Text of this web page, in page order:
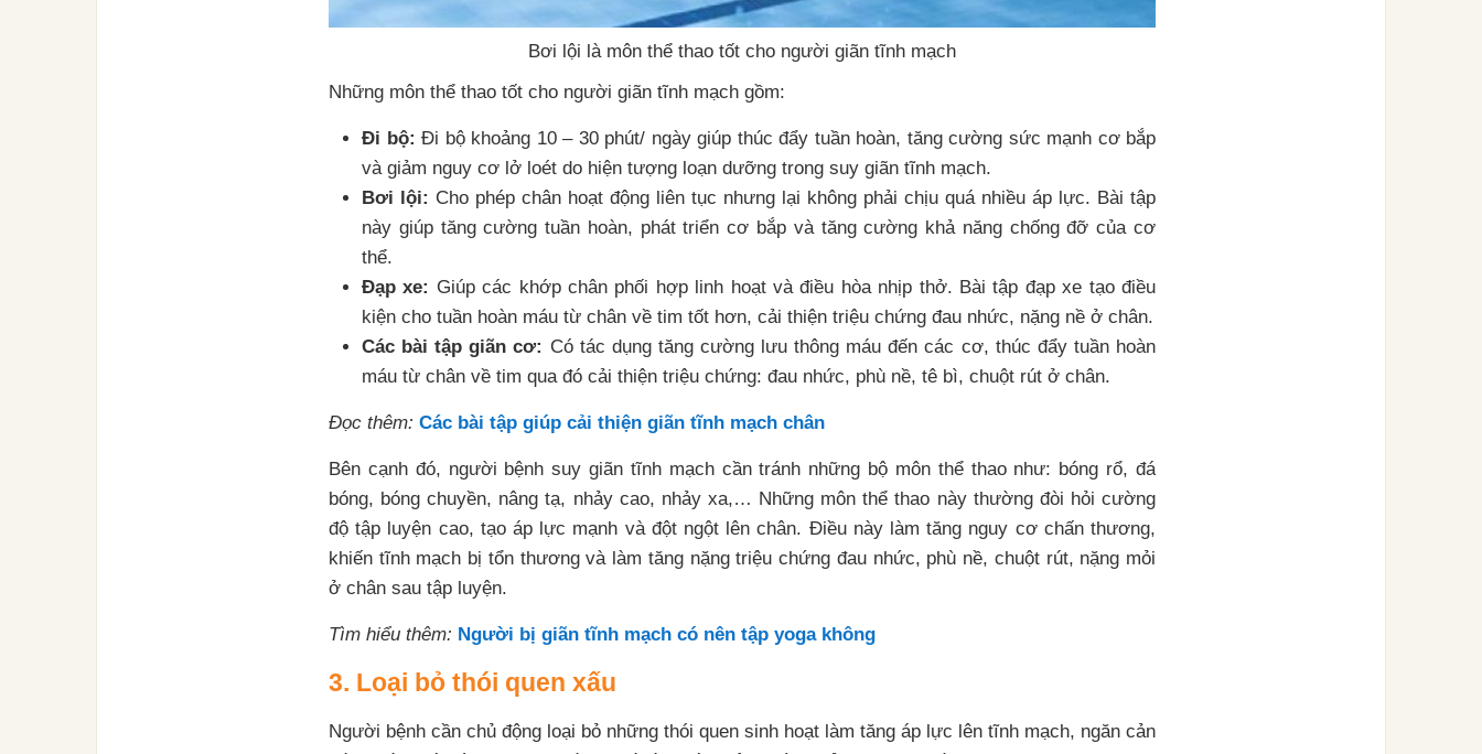
Bơi lội là môn thể thao tốt cho người giãn tĩnh mạch
Những môn thể thao tốt cho người giãn tĩnh mạch gồm:
Đi bộ: Đi bộ khoảng 10 – 30 phút/ ngày giúp thúc đẩy tuần hoàn, tăng cường sức mạnh cơ bắp
và giảm nguy cơ lở loét do hiện tượng loạn dưỡng trong suy giãn tĩnh mạch.
Bơi lội: Cho phép chân hoạt động liên tục nhưng lại không phải chịu quá nhiều áp lực. Bài tập
này giúp tăng cường tuần hoàn, phát triển cơ bắp và tăng cường khả năng chống đỡ của cơ
thể.
Đạp xe: Giúp các khớp chân phối hợp linh hoạt và điều hòa nhịp thở. Bài tập đạp xe tạo điều
kiện cho tuần hoàn máu từ chân về tim tốt hơn, cải thiện triệu chứng đau nhức, nặng nề ở chân.
Các bài tập giãn cơ: Có tác dụng tăng cường lưu thông máu đến các cơ, thúc đẩy tuần hoàn
máu từ chân về tim qua đó cải thiện triệu chứng: đau nhức, phù nề, tê bì, chuột rút ở chân.
Đọc thêm: Các bài tập giúp cải thiện giãn tĩnh mạch chân
Bên cạnh đó, người bệnh suy giãn tĩnh mạch cần tránh những bộ môn thể thao như: bóng rổ, đá
bóng, bóng chuyền, nâng tạ, nhảy cao, nhảy xa,… Những môn thể thao này thường đòi hỏi cường
độ tập luyện cao, tạo áp lực mạnh và đột ngột lên chân. Điều này làm tăng nguy cơ chấn thương,
khiến tĩnh mạch bị tổn thương và làm tăng nặng triệu chứng đau nhức, phù nề, chuột rút, nặng mỏi
ở chân sau tập luyện.
Tìm hiểu thêm: Người bị giãn tĩnh mạch có nên tập yoga không
3. Loại bỏ thói quen xấu
Người bệnh cần chủ động loại bỏ những thói quen sinh hoạt làm tăng áp lực lên tĩnh mạch, ngăn cản